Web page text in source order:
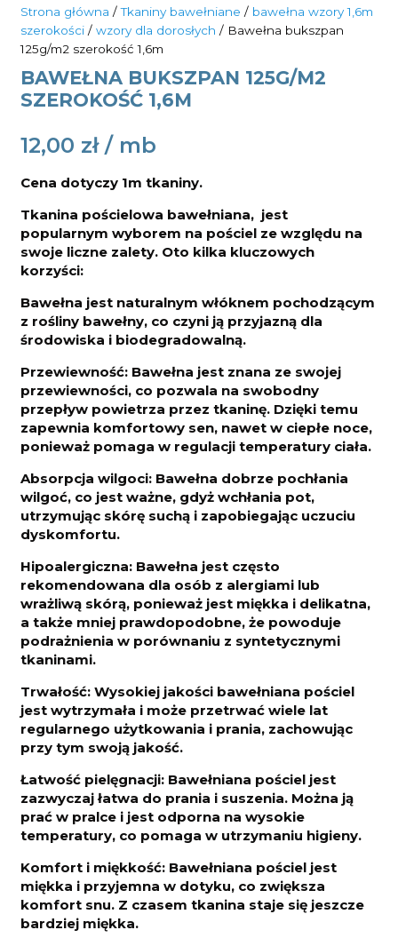
Strona główna /Tkaniny bawełniane / bawełna wzory 1,6m
szerokości/ wzory dla dorosłych / Bawełna bukszpan
125g/m2 szerokość 1,6m
BAWEŁNA BUKSZPAN 125G/M2
SZEROKOŚĆ 1,6M
12,00 zł
Cena dotyczy 1m tkaniny.
Tkanina pościelowa bawełniana, jest
popularnym wyborem na pościel ze względu na
swoje liczne zalety. Oto kilka kluczowych
korzyści:
Bawełna jest naturalnym włóknem pochodzącym
z rośliny bawełny, co czyni ją przyjazną dla
środowiska i biodegradowalną.
Przewiewność: Bawełna jest znana ze swojej
przewiewności, co pozwala na swobodny
przepływ powietrza przez tkaninę. Dzięki temu
zapewnia komfortowy sen, nawet w ciepłe noce,
ponieważ pomaga w regulacji temperatury ciała.
Absorpcja wilgoci: Bawełna dobrze pochłania
wilgoć, co jest ważne, gdyż wchłania pot,
utrzymując skórę suchą i zapobiegając uczuciu
dyskomfortu.
Hipoalergiczna: Bawełna jest często
rekomendowana dla osób z alergiami lub
wrażliwą skórą, ponieważ jest miękka i delikatna,
a także mniej prawdopodobne, że powoduje
podrażnienia w porównaniu z syntetycznymi
tkaninami.
Trwałość: Wysokiej jakości bawełniana pościel
jest wytrzymała i może przetrwać wiele lat
regularnego użytkowania i prania, zachowując
przy tym swoją jakość.
Łatwość pielęgnacji: Bawełniana pościel jest
zazwyczaj łatwa do prania i suszenia. Można ją
prać w pralce i jest odporna na wysokie
temperatury, co pomaga w utrzymaniu higieny.
Komfort i miękkość: Bawełniana pościel jest
miękka i przyjemna w dotyku, co zwiększa
komfort snu. Z czasem tkanina staje się jeszcze
bardziej miękka.